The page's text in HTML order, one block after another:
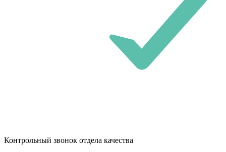
Контрольный звонок отдела качества